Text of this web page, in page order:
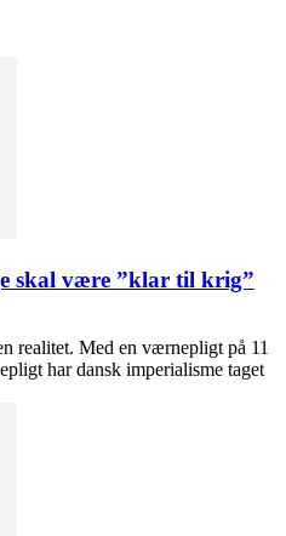
skal være ”klar til krig”
realitet. Med en værnepligt på 11
har dansk imperialisme taget